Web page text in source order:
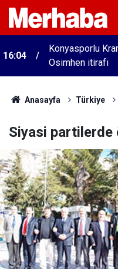
16:04
Konyasporlu
Osimhen itirafı
Anasayfa Türkiye
Siyasi partilerde